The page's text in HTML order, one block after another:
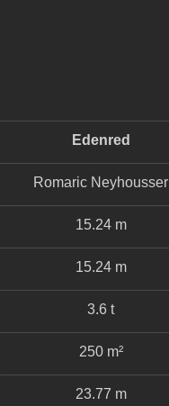
Edenred
Romaric Neyhousser
15.24 m
15.24 m
3.6 t
250 m²
23.77 m